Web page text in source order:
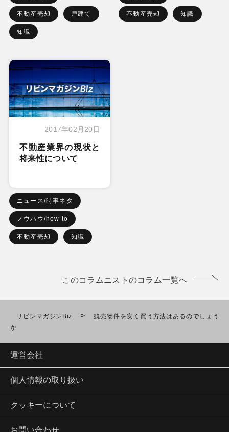
不動産売却 戸建て
知識
不動産売却 知識
2017年02月20日
不動産業界の現状と
将来性について
ニュース/時事ネタ
ノウハウ/how to
不動産売却 知識
このコラムニストのコラム一覧へ
リビンマガジンBiz >
競売物件を安く買う方法はあるのでしょう
か
運営会社
個人情報の取り扱い
クッキーについて
お問い合わせ